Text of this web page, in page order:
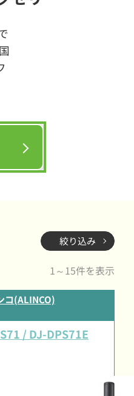
絞り込み
1～15件を表示
コ(ALINCO)
/ DJ-DPS71E